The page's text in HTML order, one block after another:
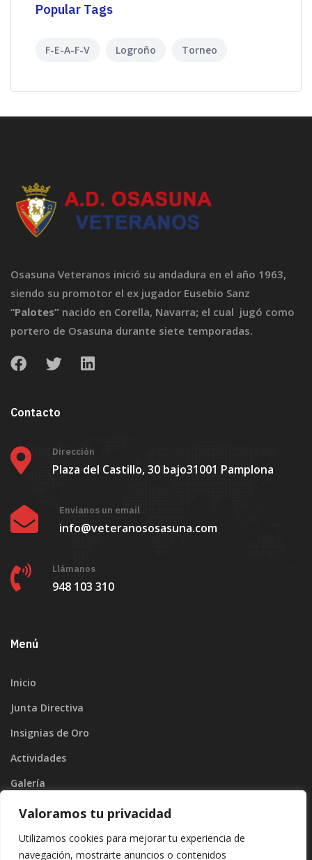
Valoramos tu privacidad
Utilizamos cookies para mejorar tu experiencia de
navegación, mostrarte anuncios o contenidos
Popular Tags
F-E-A-F-V Logroño Torneo
Osasuna Veteranos inició su andadura en el año 1963,
siendo su promotor el ex jugador Eusebio Sanz
“Palotes” nacido en Corella, Navarra; el cual jugó como
portero de Osasuna durante siete temporadas.
Contacto
Dirección
Plaza del Castillo, 30 bajo31001 Pamplona
Envíanos un email
info@veteranososasuna.com
Llámanos
948 103 310
Menú
Inicio
Junta Directiva
Insignias de Oro
Actividades
Galería
Blog
Contacto